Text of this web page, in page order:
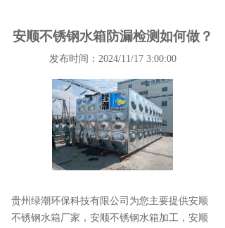
安顺不锈钢水箱防漏检测如何做？
发布时间：2024/11/17 3:00:00
贵州绿潮环保科技有限公司为您主要提供安顺
不锈钢水箱厂家 ，安顺不锈钢水箱加工，安顺